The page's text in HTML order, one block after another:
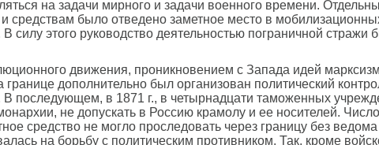
на задачи мирного и задачи военного времени.
средствам было отведено заметное место в
силу этого руководство деятельностью пограничной
движения, проникновением с Запада идей
дополнительно был организован политический
последующем, в 1871 г., в четырнадцати таможенных
не допускать в Россию крамолу и ее носителей.
средство не могло проследовать через границу без
на борьбу с политическим противником. Так, кроме